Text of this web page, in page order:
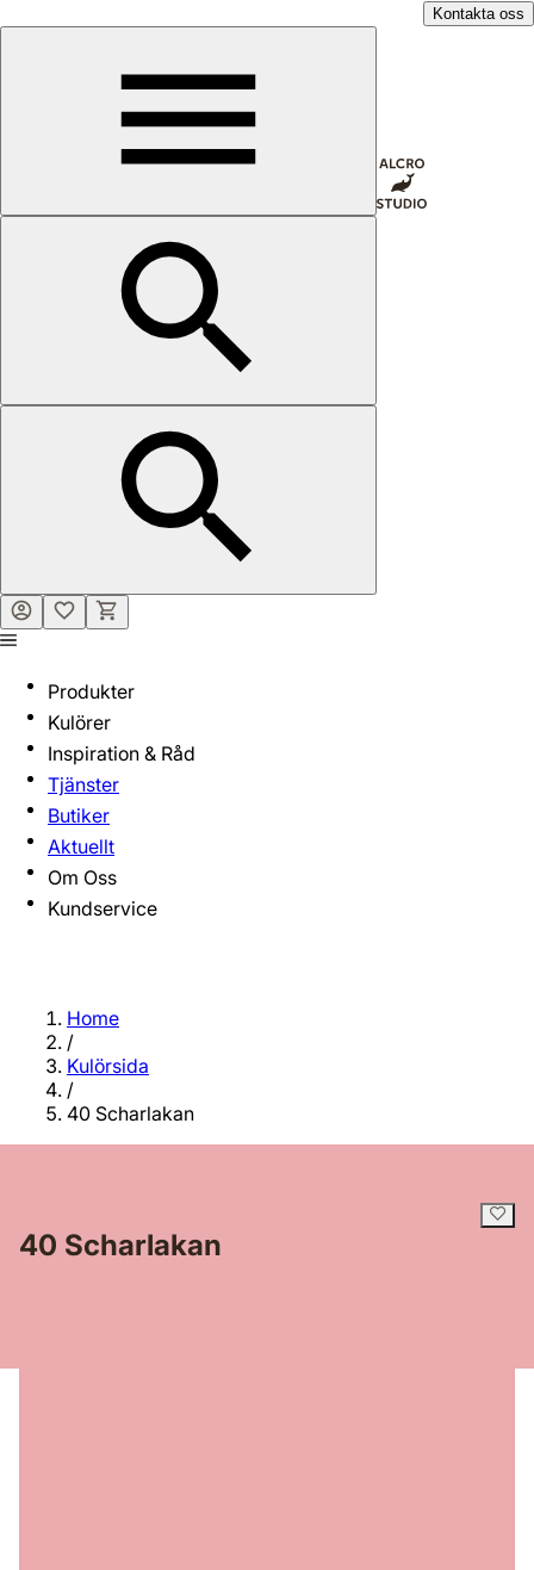
Kontakta oss
Produkter
Kulörer
Inspiration & Råd
Tjänster
Butiker
Aktuellt
Om Oss
Kundservice
Home
/
Kulörsida
/
40 Scharlakan
40 Scharlakan